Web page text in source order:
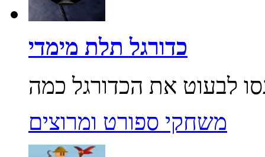
כדורגל תלת מימדי
משחקי ספורט ומרוצים